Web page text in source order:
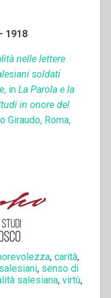
1918
nelle lettere
soldati
, in La Parola e la
in onore del
Giraudo, Roma,
, carità,
salesiani, senso di
salesiana, virtù,